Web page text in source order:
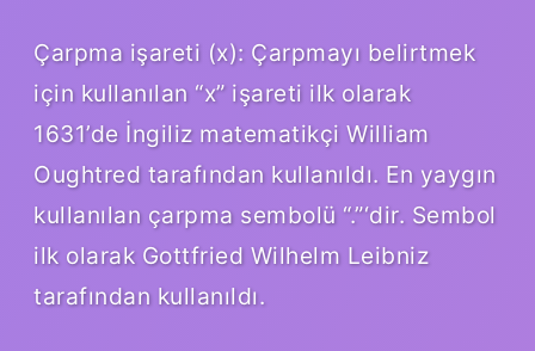
Çarpma işareti (x): Çarpmayı belirtmek
için kullanılan “x” işareti ilk olarak
1631’de İngiliz matematikçi William
Oughtred tarafından kullanıldı. En yaygın
kullanılan çarpma sembolü “.”‘dir. Sembol
ilk olarak Gottfried Wilhelm Leibniz
tarafından kullanıldı.